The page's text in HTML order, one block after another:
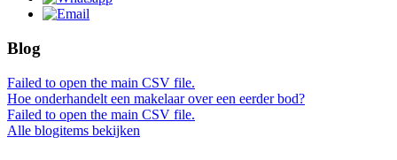
Blog
Failed to open the main CSV file.
Hoe onderhandelt een makelaar over een eerder bod?
Failed to open the main CSV file.
Alle blogitems bekijken